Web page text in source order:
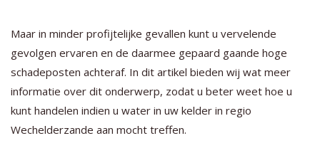
Maar in minder profijtelijke gevallen kunt u vervelende
gevolgen ervaren en de daarmee gepaard gaande hoge
schadeposten achteraf. In dit artikel bieden wij wat meer
informatie over dit onderwerp, zodat u beter weet hoe u
kunt handelen indien u water in uw kelder in regio
Wechelderzande aan mocht treffen.